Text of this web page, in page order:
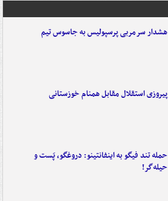
هشدار سرمربی پرسپولیس به جاسوس تیم
پیروزی استقلال مقابل همنام خوزستانی
حمله تند فیگو به اینفانتینو: دروغگو، پَست‌ و
حیله‌گر!